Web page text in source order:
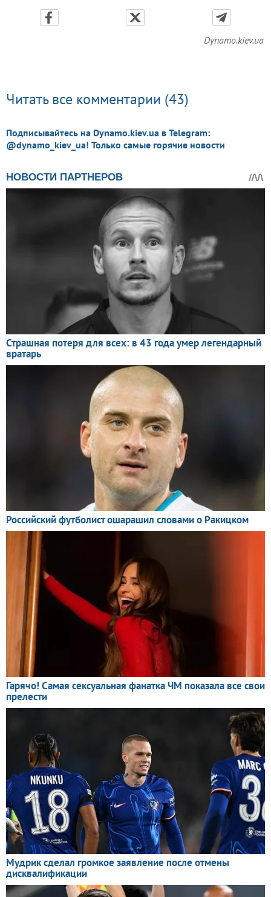
Dynamo.kiev.ua
Читать все комментарии (43)
Подписывайтесь на Dynamo.kiev.ua в Telegram:
@dynamo_kiev_ua! Только самые горячие новости